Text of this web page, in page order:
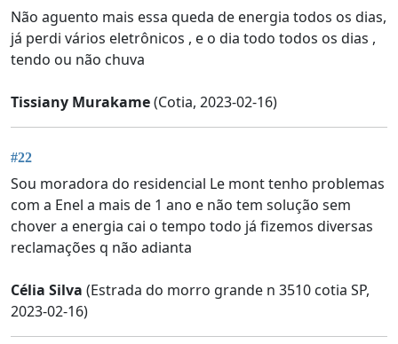
Não aguento mais essa queda de energia todos os dias,
já perdi vários eletrônicos , e o dia todo todos os dias ,
tendo ou não chuva
Tissiany Murakame(Cotia, 2023-02-16)
#22
Sou moradora do residencial Le mont tenho problemas
com a Enel a mais de 1 ano e não tem solução sem
chover a energia cai o tempo todo já fizemos diversas
reclamações q não adianta
Célia Silva (Estrada do morro grande n 3510 cotia SP,
2023-02-16)